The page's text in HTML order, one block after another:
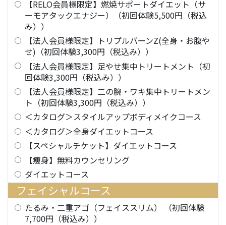
【RELO会員様限定】燃焼サポートダイエット（サ
ーモアタックエナジー）（初回体験5,500円（税込
み））
【法人会員様限定】トリプルバーンZ(全身・お腹や
せ)（初回体験3,300円（税込み））
【法人会員様限定】足やせ集中トリートメント（初
回体験3,300円（税込み））
【法人会員様限定】二の腕・ワキ集中トリートメン
ト（初回体験3,300円（税込み））
＜カタログ＞スタイルアップボディメイクコース
＜カタログ＞全身ダイエットコース
【スペシャルチケット】ダイエットコース
【痩身】無料カウンセリング
ダイエットコース
フェイシャルコース
たるみ・二重アゴ（フェイススリム） （初回体験
7,700円（税込み））